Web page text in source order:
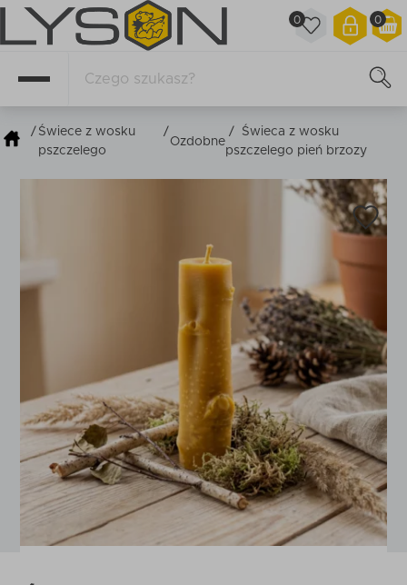
0
0
/ Świece z wosku
pszczelego
/
Ozdobne
/ Świeca z wosku
pszczelego pień brzozy